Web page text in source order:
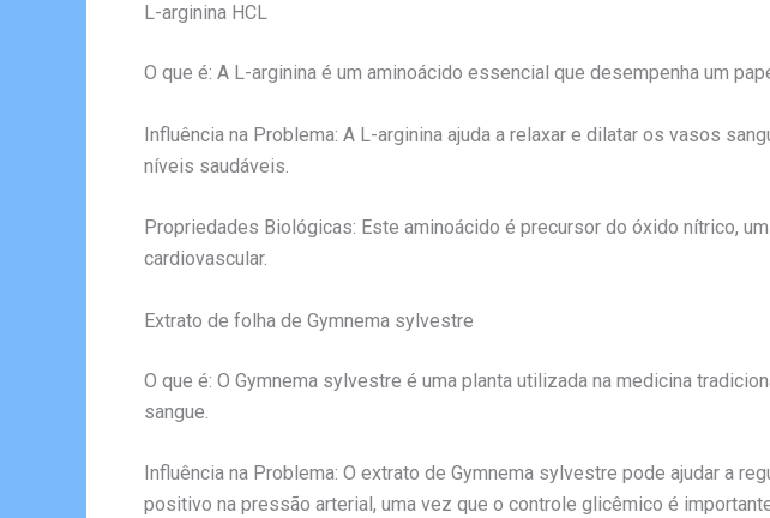
L-arginina HCL
O que é: A L-arginina é um aminoácido essencial que desempenha um
Influência na Problema: A L-arginina ajuda a relaxar e dilatar os vasos
níveis saudáveis.
Propriedades Biológicas: Este aminoácido é precursor do óxido nítrico,
cardiovascular.
Extrato de folha de Gymnema sylvestre
O que é: O Gymnema sylvestre é uma planta utilizada na medicina
sangue.
Influência na Problema: O extrato de Gymnema sylvestre pode ajudar a
positivo na pressão arterial, uma vez que o controle glicêmico é